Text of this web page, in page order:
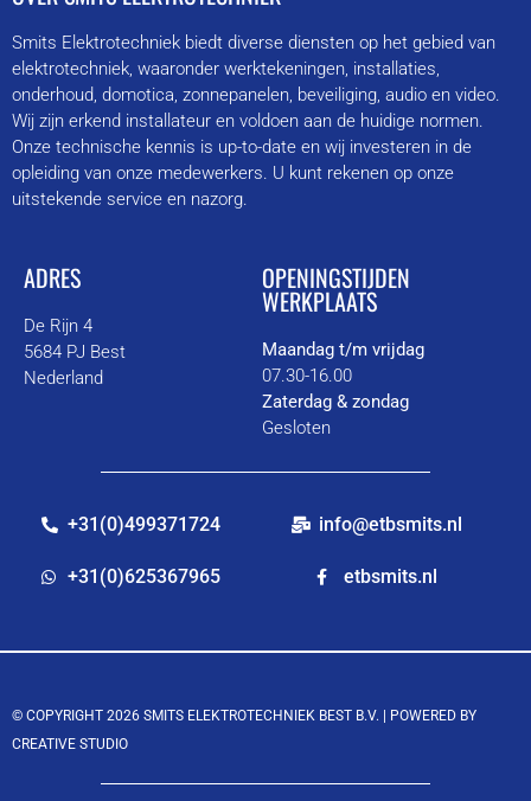
Smits Elektrotechniek biedt diverse diensten op het gebied van
elektrotechniek, waaronder werktekeningen, installaties,
onderhoud, domotica, zonnepanelen, beveiliging, audio en video.
Wij zijn erkend installateur en voldoen aan de huidige normen.
Onze technische kennis is up-to-date en wij investeren in de
opleiding van onze medewerkers. U kunt rekenen op onze
uitstekende service en nazorg.
ADRES
De Rijn 4
5684 PJ Best
Nederland
OPENINGSTIJDEN
WERKPLAATS
Maandag t/m vrijdag
07.30-16.00
Zaterdag & zondag
Gesloten
+31(0)499371724
+31(0)625367965
info@etbsmits.nl
etbsmits.nl
© COPYRIGHT 2026 SMITS ELEKTROTECHNIEK BEST B.V. |
POWERED BY
CREATIVE STUDIO